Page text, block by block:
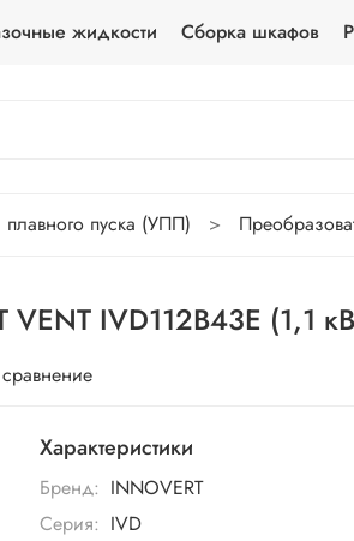
жидкости Сборка шкафов
плавного пуска (УПП)
VENT IVD112B43E (1,1
Характеристики
Бренд: INNOVERT
Серия: IVD